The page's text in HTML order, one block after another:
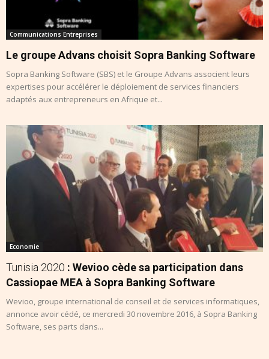
Communications Entreprises
Le groupe Advans choisit Sopra Banking Software
Sopra Banking Software (SBS) et le Groupe Advans associent leurs
expertises pour accélérer le déploiement de services financiers
adaptés aux entrepreneurs en Afrique et...
Economie
Tunisia 2020 : Wevioo cède sa participation dans
Cassiopae MEA à Sopra Banking Software
Wevioo, groupe international de conseil et de services informatiques,
annonce avoir cédé, ce mercredi 30 novembre 2016, à Sopra Banking
Software, ses parts dans...